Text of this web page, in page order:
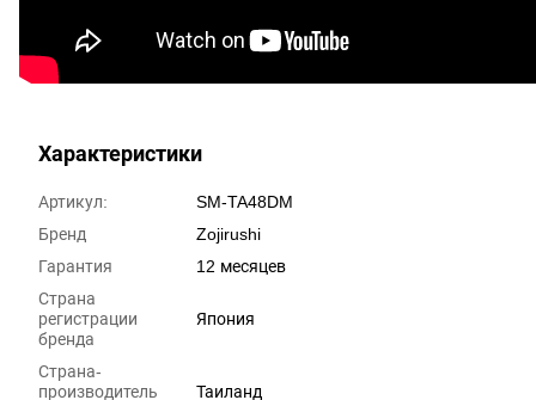
Характеристики
Артикул:
SM-TA48DM
Бренд
Zojirushi
Гарантия
12 месяцев
Страна
регистрации
бренда
Япония
Страна-
производитель
Таиланд